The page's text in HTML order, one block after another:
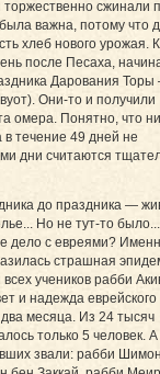
сжинали
важна, потому что
хлеб нового урожая.
после Песаха,
Дарования
Они-то и получили
омера. Понятно, что
течение 49 дней не
дни считаются
до праздника —
Но не тут-то
дело с евреями?
страшная
учеников рабби
и надежда
месяца. Из 24 тысяч
только 5 человек.
звали: рабби